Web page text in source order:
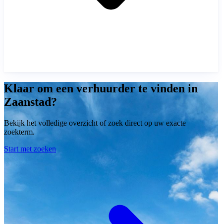
Klaar om een verhuurder te vinden in
Zaanstad?
Bekijk het volledige overzicht of zoek direct op uw exacte
zoekterm.
Start met zoeken